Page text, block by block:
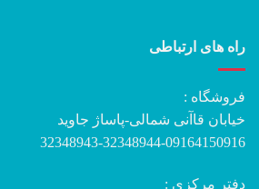
راه های ارتباطی
فروشگاه :
خیابان قاآنی شمالی-پاساژ جاوید
32348943-32348944-09164150916
دفتر مرکزی :